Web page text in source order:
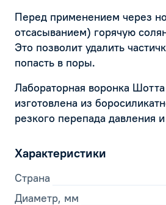
Перед применением через
отсасыванием) горячую
Это позволит удалить
попасть в поры.
Лабораторная воронка
изготовлена из
резкого перепада давления
Характеристики
Страна
Диаметр, мм